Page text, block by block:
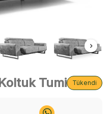
Tumi Tükendi